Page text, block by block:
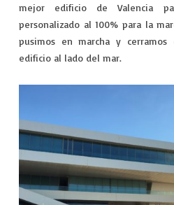
EXPERIENCIAS
mejor edificio de Valencia
personalizado al 100% para la
pusimos en marcha y
edificio al lado del mar.